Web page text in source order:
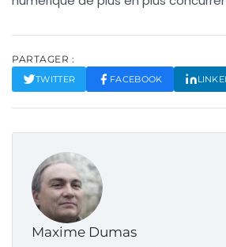
PARTAGER :
TWITTER FACEBOOK
Maxime Dumas